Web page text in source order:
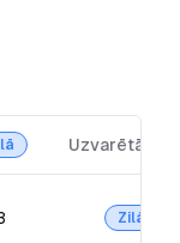
Uzvarētājs
Zilā